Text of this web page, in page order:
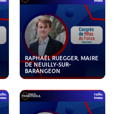
RAPHAËL RUEGGER, MAIRE
DE NEUILLY-SUR-
BARANGEON